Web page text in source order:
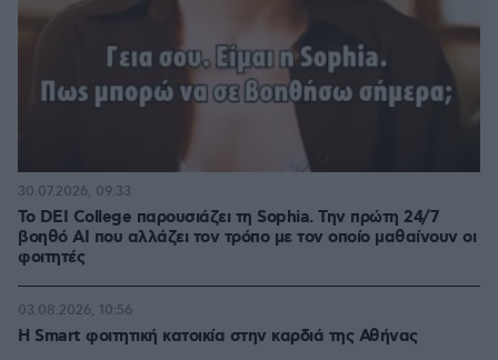
Το DEI College παρουσιάζει τη Sophia. Την πρώτη 24/7
βοηθό AI που αλλάζει τον τρόπο με τον οποίο μαθαίνουν οι
φοιτητές
30.07.2026, 09:33
Η Smart φοιτητική κατοικία στην καρδιά της Αθήνας
03.08.2026, 10:56